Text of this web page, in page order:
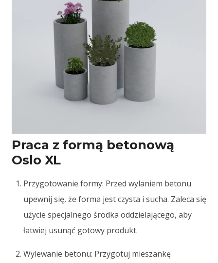
Praca z formą betonową
Oslo XL
Przygotowanie formy: Przed wylaniem betonu
upewnij się, że forma jest czysta i sucha. Zaleca się
użycie specjalnego środka oddzielającego, aby
łatwiej usunąć gotowy produkt.
Wylewanie betonu: Przygotuj mieszankę